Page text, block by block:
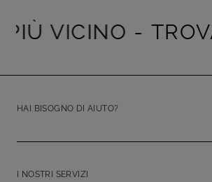
VICINO -
HAI BISOGNO DI AIUTO?
I NOSTRI SERVIZI